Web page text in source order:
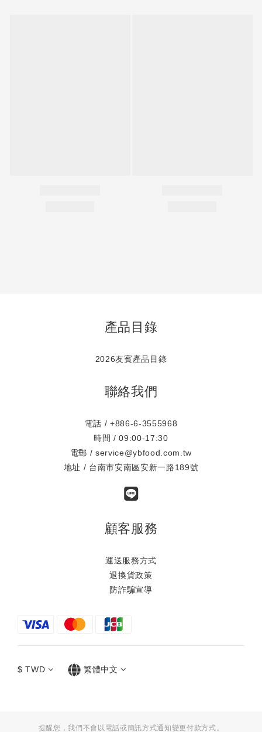
產品目錄
2026友賓產品目錄
聯絡我們
電話 / +886-6-3555968
時間 / 09:00-17:30
電郵 / service@ybfood.com.tw
地址 / 台南市安南區安新一路189號
顧客服務
運送服務方式
退換貨政策
防詐騙宣導
$ TWD 繁體中文
提醒您，我們不會以電話或簡訊方式通知變更付款方式。